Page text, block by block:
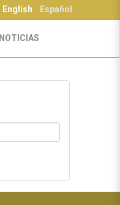
English Español
NOTICIAS